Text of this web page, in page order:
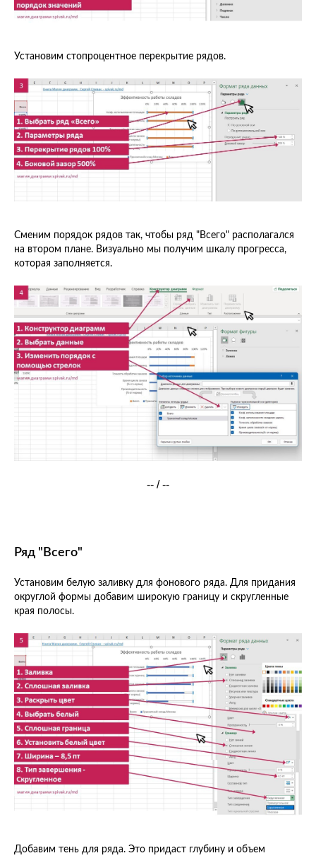
Установим стопроцентное перекрытие рядов.
Сменим порядок рядов так, чтобы ряд "Всего" располагался
на втором плане. Визуально мы получим шкалу прогресса,
которая заполняется.
-- / --
Ряд "Всего"
Установим белую заливку для фонового ряда. Для придания
округлой формы добавим широкую границу и скругленные
края полосы.
Добавим тень для ряда. Это придаст глубину и объем